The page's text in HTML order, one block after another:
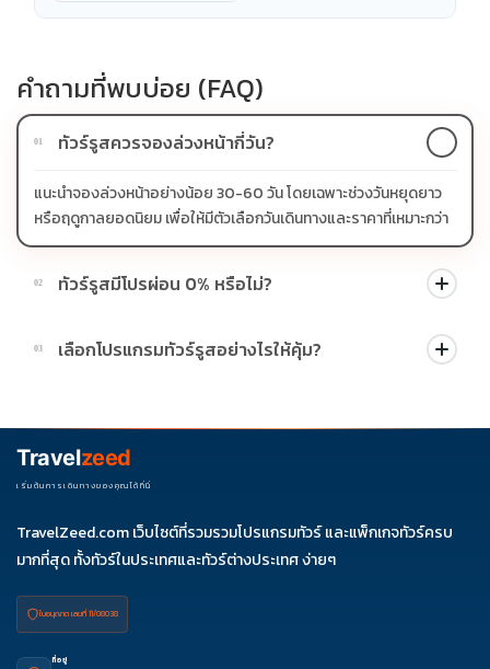
คำถามที่พบบ่อย (FAQ)
01 ทัวร์รูสควรจองล่วงหน้ากี่วัน?
แนะนำจองล่วงหน้าอย่างน้อย 30-60 วัน โดยเฉพาะช่วงวันหยุดยาว
หรือฤดูกาลยอดนิยม เพื่อให้มีตัวเลือกวันเดินทางและราคาที่เหมาะกว่า
02 ทัวร์รูสมีโปรผ่อน 0% หรือไม่?
บางโปรแกรมมีโปรผ่อน 0% หรือโปรโมชั่นบัตรเครดิตตามเงื่อนไขที่
บริษัทกำหนด สามารถดูสัญลักษณ์โปรโมชั่นในรายการทัวร์แต่ละ
03 เลือกโปรแกรมทัวร์รูสอย่างไรให้คุ้ม?
ช่วงราคา ไม่ควรเทียบจากราคาต่ำสุดเพียงอย่างเดียว
Travelzeed
เริ่มต้นการเดินทางของคุณได้ที่นี่
TravelZeed.com เว็บไซต์ที่รวมรวมโปรแกรมทัวร์ และแพ็กเกจทัวร์ครบ
มากที่สุด ทั้งทัวร์ในประเทศและทัวร์ต่างประเทศ ง่ายๆ
ใบอนุญาต เลขที่ 11/08038
ที่อยู่